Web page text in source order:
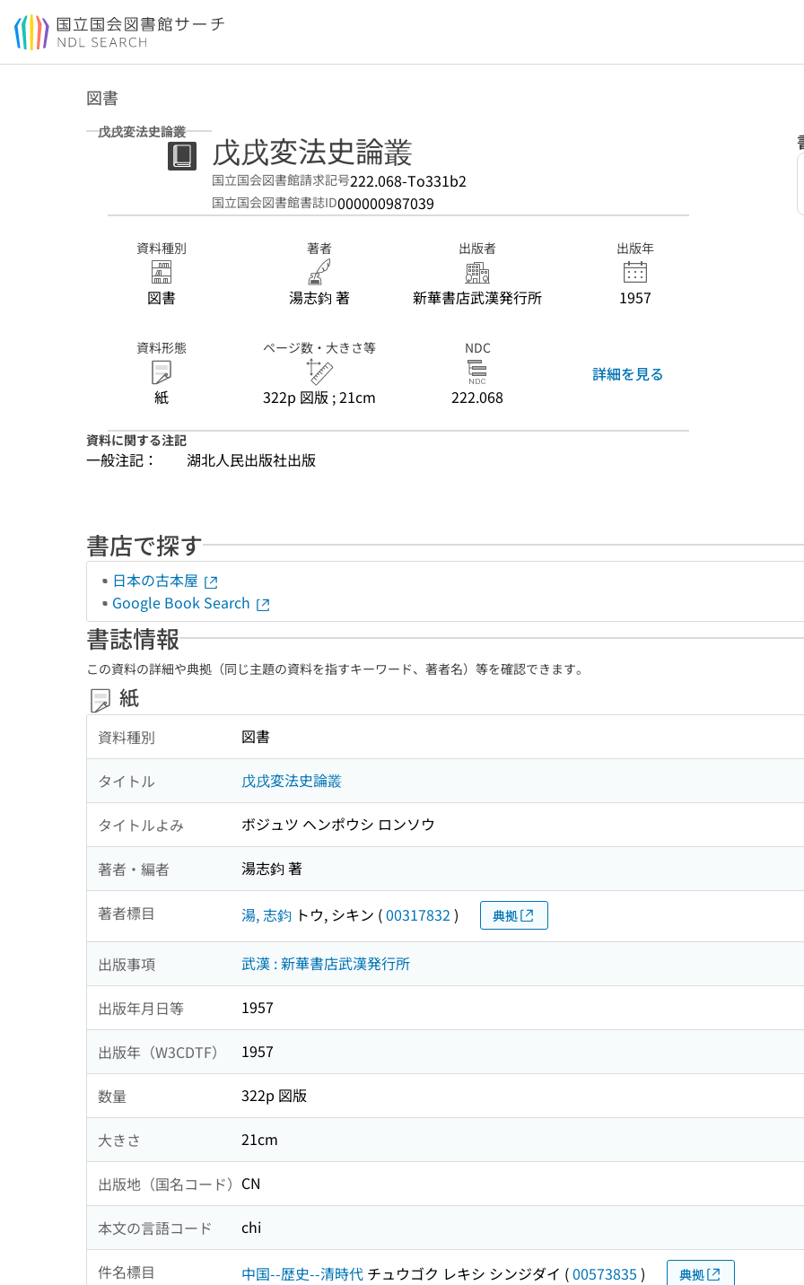
本文へ移動
図書
戊戌変法史論叢 戊戌変法史論叢
国立国会図書館請求記号222.068-To331b2
国立国会図書館書誌ID000000987039
資料種別
図書
著者
湯志鈞 著
出版者
新華書店武漢発行所
出版年
1957
資料形態
紙
ページ数・大きさ等
322p 図版 ; 21cm
NDC
222.068
詳細を見る
資料に関する注記
一般注記： 湖北人民出版社出版
書店で探す
日本の古本屋
Google Book Search
書誌情報
この資料の詳細や典拠（同じ主題の資料を指すキーワード、著者名）等を確認できます。
紙
資料種別 図書
タイトル 戊戌変法史論叢
タイトルよみ ボジュツ ヘンポウシ ロンソウ
著者・編者 湯志鈞 著
著者標目 湯, 志鈞 トウ, シキン (00317832 ) 典拠
出版事項 武漢 : 新華書店武漢発行所
出版年月日等 1957
出版年（W3CDTF） 1957
数量 322p 図版
大きさ 21cm
出版地（国名コード） CN
本文の言語コード chi
件名標目 中国--歴史--清時代 チュウゴク レキシ シンジダイ (00573835 ) 典拠